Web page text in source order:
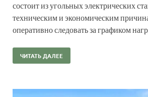
состоит из угольных электрических
техническим и экономическим
оперативно следовать за графиком
ЧИТАТЬ ДАЛЕЕ